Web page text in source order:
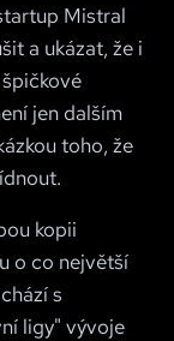
Mistral
a ukázat, že i
jen dalším
toho, že
kopii
o co největší
s
ligy" vývoje